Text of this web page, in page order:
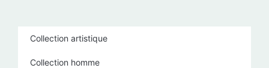
Collection artistique
Collection homme